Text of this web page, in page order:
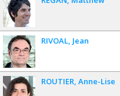
RIVOAL Jean
ROUTIER Anne-Lise